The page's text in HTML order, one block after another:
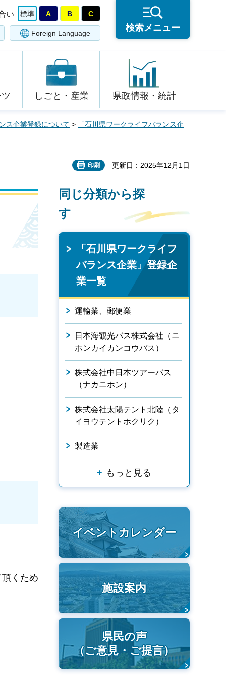
い 標準 A B C
Foreign Language
検索メニュー
しごと・産業 県政情報・統計
ス企業登録について >
「石川県ワークライフバランス企
印刷 更新日：2025年12月1日
くため
同じ分類から探
す
「石川県ワークライフ
バランス企業」登録企
業一覧
運輸業、郵便業
日本海観光バス株式会社（ニ
ホンカイカンコウバス）
株式会社中日本ツアーバス
（ナカニホン）
株式会社太陽テント北陸（タ
イヨウテントホクリク）
製造業
もっと見る
イベントカレンダー
施設案内
県民の声
（ご意見・ご提言）